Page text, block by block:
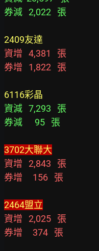
券減   2,022   張
2409友達
資增   4,381   張
券增   1,822   張
6116彩晶
資減   7,293   張
券減      95   張
3702大聯大
資增   2,843   張
券增     156   張
2464盟立
資增   2,025   張
券增     374   張